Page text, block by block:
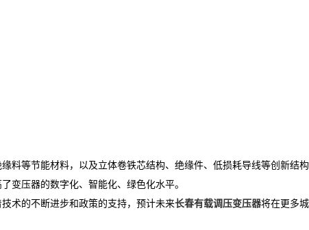
料等节能材料，以及立体卷铁芯结构、绝缘件、低损耗导线等创新结构
变压器的数字化、智能化、绿色化水平。
术的不断进步和政策的支持，预计未来长春有载调压变压器将在更多城